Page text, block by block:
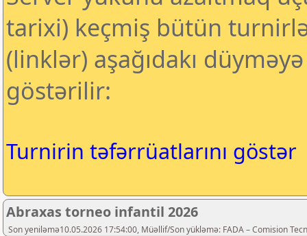
tarixi) keçmiş bütün
(linklər) aşağıdakı
göstərilir:
Turnirin təfərrüatlarını göstər
Abraxas torneo infantil 2026
Son yeniləmə10.05.2026 17:54:00, Müəllif/Son yükləmə: FADA – Comision